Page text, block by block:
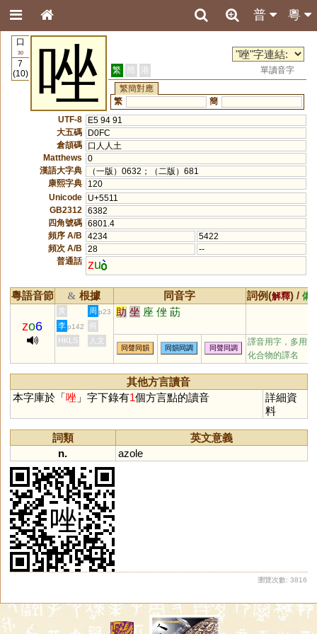
粵
普
口
30
7
(10)
唑 繁 簡 港
單讀音字
繁簡對應
繁
簡
UTF-8
E5 94 91
大五碼
D0FC
倉頡碼
口人人土
Matthews
0
漢語大字典
（一版）0632；（二版）681
康熙字典
120
Unicode
U+5511
GB2312
6382
四角號碼 6801.4
頻序 A/B
4234
5422
頻次 A/B
28
--
普通話 zu
粵語音節 & 根據 同音字 詞例(解釋) / 備
zo6
黃 周 p23 助 坐 座 侳 莇
李 p142
何
HKLS
人文
同聲同韻 同韻同調 同聲同調
譯音用字，多用於
化合物的譯名
其他方言讀音
本字庫於「 唑 」字下錄有1個方言點的讀音
詳細資
料
詞類
英文意義
n.
azole
瀏覽次數: 3816